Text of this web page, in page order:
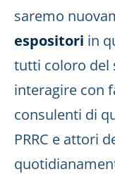
saremo
espositori in
tutti coloro del
interagire con
consulenti di
PRRC e attori